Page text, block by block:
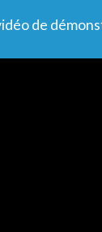
de